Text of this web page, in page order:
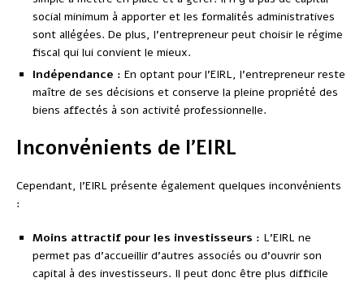
social minimum à apporter et les formalités administratives
sont allégées. De plus, l’entrepreneur peut choisir le régime
fiscal qui lui convient le mieux.
Indépendance : En optant pour l’EIRL, l’entrepreneur reste
maître de ses décisions et conserve la pleine propriété des
biens affectés à son activité professionnelle.
Inconvénients de l’EIRL
Cependant, l’EIRL présente également quelques inconvénients
:
Moins attractif pour les investisseurs : L’EIRL ne
permet pas d’accueillir d’autres associés ou d’ouvrir son
capital à des investisseurs. Il peut donc être plus difficile